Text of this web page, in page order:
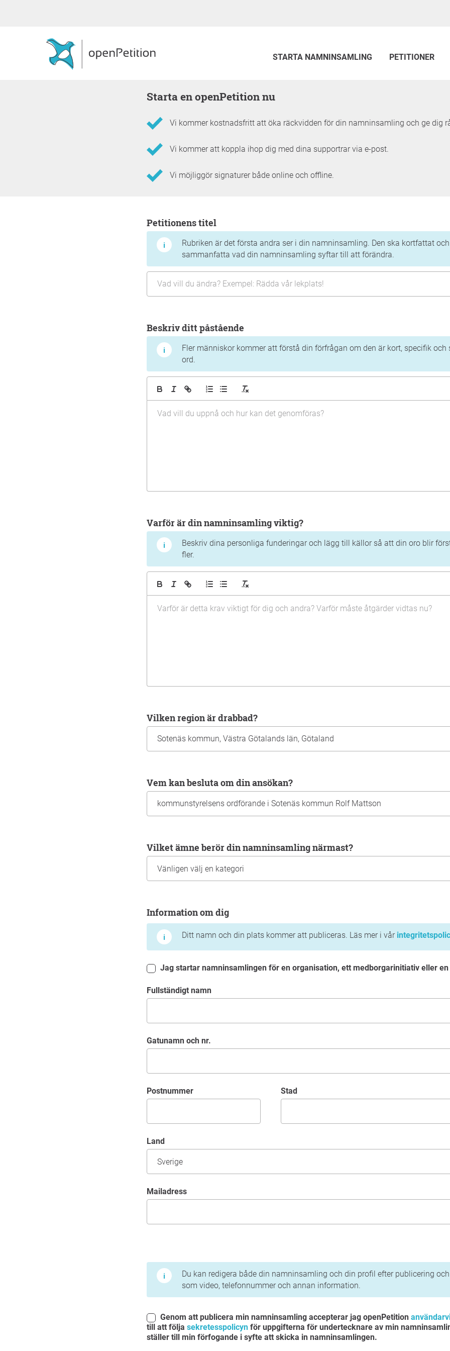
STARTA NAMNINSAMLING PETITIONER
Starta en openPetition nu
Vi kommer kostnadsfritt att öka räckvidden för din namninsamling och ge dig
Vi kommer att koppla ihop dig med dina supportrar via e-post.
Vi möjliggör signaturer både online och offline.
Petitionens titel
Rubriken är det första andra ser i din namninsamling. Den ska kortfattat
sammanfatta vad din namninsamling syftar till att förändra.
Beskriv ditt påstående
Fler människor kommer att förstå din förfrågan om den är kort, specifik och
ord.
Varför är din namninsamling viktig?
Beskriv dina personliga funderingar och lägg till källor så att din oro blir
fler.
Vilken region är drabbad?
Vem kan besluta om din ansökan?
Vilket ämne berör din namninsamling närmast?
Information om dig
Ditt namn och din plats kommer att publiceras. Läs mer i vår
Jag startar namninsamlingen för en organisation, ett medborgarinitiativ eller
Fullständigt namn
Gatunamn och nr.
Postnummer Stad
Land
mailadress
Användarvillkor och integritetspolicy
Du kan redigera både din namninsamling och din profil efter publicering
som video, telefonnummer och annan information.
Genom att publicera min namninsamling accepterar jag openPetition
till att följa sekretesspolicyn för uppgifterna för undertecknare av min
ställer till min förfogande i syfte att skicka in namninsamlingen.